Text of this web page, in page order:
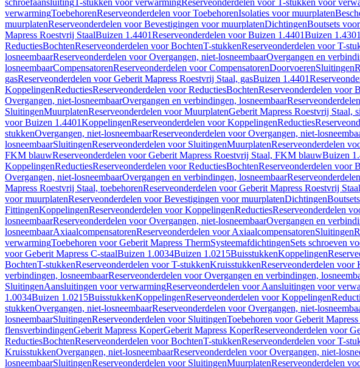
schroefaansluitingT-stukken voor verwarmingReserveonderdelen voor T-stukken voor
verwarmingToebehorenReserveonderdelen voor ToebehorenIsolaties voor muurplaten
muurplatenReserveonderdelen voor Bevestigingen voor muurplatenDichtingenBoutsets
Mapress Roestvrij StaalBuizen 1.4401Reserveonderdelen voor Buizen 1.4401Buizen 1.4301
ReductiesBochtenReserveonderdelen voor BochtenT-stukkenReserveonderdelen voor T-
losneembaarReserveonderdelen voor Overgangen, niet-losneembaarOvergangen en
losneembaarCompensatorenReserveonderdelen voor CompensatorenDoorvoerenSluitingen
gasReserveonderdelen voor Geberit Mapress Roestvrij Staal, gasBuizen 1.4401
KoppelingenReductiesReserveonderdelen voor ReductiesBochtenReserveonderdelen voor
Overgangen, niet-losneembaarOvergangen en verbindingen, losneembaar
SluitingenMuurplatenReserveonderdelen voor MuurplatenGeberit Mapress Roestvrij Staal,
voor Buizen 1.4401KoppelingenReserveonderdelen voor KoppelingenReducties
stukkenOvergangen, niet-losneembaarReserveonderdelen voor Overgangen, niet-
losneembaarSluitingenReserveonderdelen voor SluitingenMuurplatenReserveonderdelen
FKM blauwReserveonderdelen voor Geberit Mapress Roestvrij Staal, FKM blauwBuizen
KoppelingenReductiesReserveonderdelen voor ReductiesBochtenReserveonderdelen voor
Overgangen, niet-losneembaarOvergangen en verbindingen, losneembaar
Mapress Roestvrij Staal, toebehorenReserveonderdelen voor Geberit Mapress Roestvrij
voor muurplatenReserveonderdelen voor Bevestigingen voor muurplatenDichtingen
FittingenKoppelingenReserveonderdelen voor KoppelingenReductiesReserveonderdelen
losneembaarReserveonderdelen voor Overgangen, niet-losneembaarOvergangen en
losneembaarAxiaalcompensatorenReserveonderdelen voor AxiaalcompensatorenSluitingen
verwarmingToebehoren voor Geberit Mapress ThermSysteemafdichtingenSets schroeven
voor Geberit Mapress C-staalBuizen 1.0034Buizen 1.0215BuisstukkenKoppelingen
BochtenT-stukkenReserveonderdelen voor T-stukkenKruisstukkenReserveonderdelen voor
verbindingen, losneembaarReserveonderdelen voor Overgangen en verbindingen,
SluitingenAansluitingen voor verwarmingReserveonderdelen voor Aansluitingen voor
1.0034Buizen 1.0215BuisstukkenKoppelingenReserveonderdelen voor Koppelingen
stukkenOvergangen, niet-losneembaarReserveonderdelen voor Overgangen, niet-
losneembaarSluitingenReserveonderdelen voor SluitingenToebehoren voor Geberit Mapress
flensverbindingenGeberit Mapress KoperGeberit Mapress KoperReserveonderdelen voor
ReductiesBochtenReserveonderdelen voor BochtenT-stukkenReserveonderdelen voor T-
KruisstukkenOvergangen, niet-losneembaarReserveonderdelen voor Overgangen, niet-
losneembaarSluitingenReserveonderdelen voor SluitingenMuurplatenReserveonderdelen